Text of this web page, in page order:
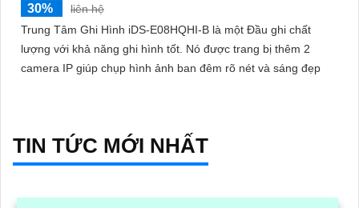
30%
liên hệ
Trung Tâm Ghi Hình iDS-E08HQHI-B là một Đầu ghi chất
lượng với khả năng ghi hình tốt. Nó được trang bị thêm 2
camera IP giúp chụp hình ảnh ban đêm rõ nét và sáng đẹp
TIN TỨC MỚI NHẤT